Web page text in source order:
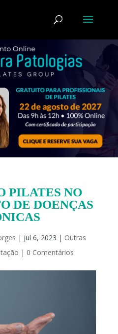
PILATES NO
DE DOENÇAS
| jul 6, 2023 | Outras
| 0 Comentários